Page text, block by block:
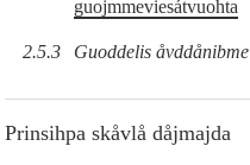
guojmmeviesátvuohta
2.5.3 Guoddelis åvddånibme
Prinsihpa skåvlå dåjmajda